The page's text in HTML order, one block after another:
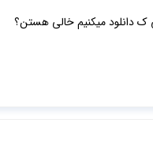
دانلود میکنیم خالی هستن؟